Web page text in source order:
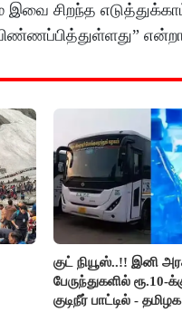
சிறந்த
குட் நியூஸ்..!! இனி
பேருந்துகளில் ரூ.10-
குடிநீர் பாட்டில் -